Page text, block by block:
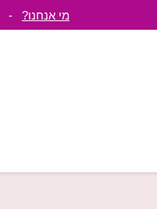
מי אנחנו? -